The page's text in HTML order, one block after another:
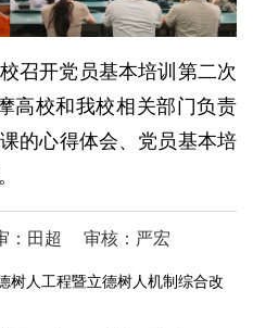
召开党员基本培训第二次
高校和我校相关部门负责
的心得体会、党员基本培
：田超 审核：严宏
树人工程暨立德树人机制综合改